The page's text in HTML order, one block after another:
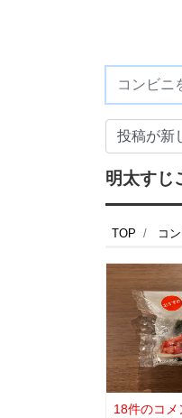
明太すじ
TOP コ
18件のコメ